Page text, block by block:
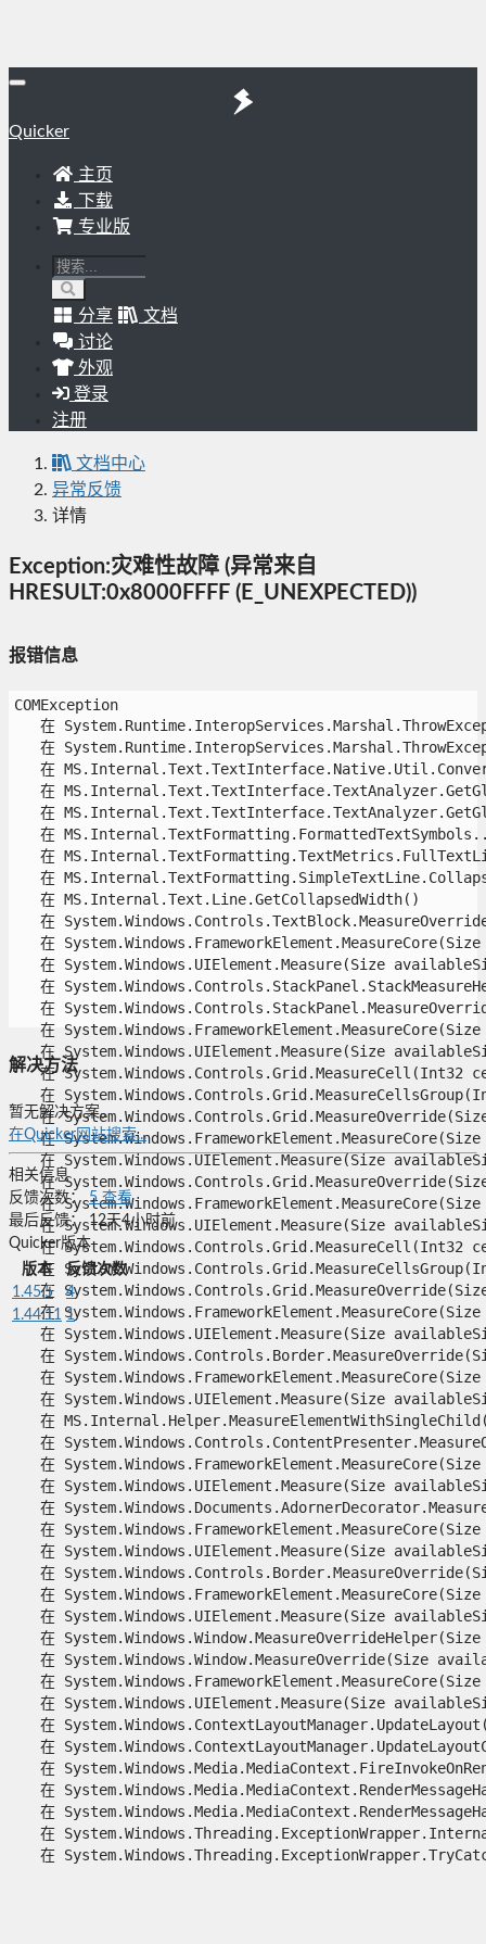
Quicker
主页
下载
专业版
分享
文档
讨论
外观
登录
注册
文档中心
异常反馈
详情
Exception:灾难性故障 (异常来自
HRESULT:0x8000FFFF (E_UNEXPECTED))
报错信息
COMException
在
在
在
在
在
在
在
在
   在 MS.Internal.Text.Line.GetCollapsedWidth()
在
在
在 System.Windows.UIElement.Measure(Size
在
在
在
在 System.Windows.UIElement.Measure(Size
在 System.Windows.Controls.Grid.MeasureCell(Int32
在
在
在
在 System.Windows.UIElement.Measure(Size
在
在
在 System.Windows.UIElement.Measure(Size
在 System.Windows.Controls.Grid.MeasureCell(Int32
在
在
在
在 System.Windows.UIElement.Measure(Size
在
在
在 System.Windows.UIElement.Measure(Size
在
在
在
在 System.Windows.UIElement.Measure(Size
在
在
在 System.Windows.UIElement.Measure(Size
在
在
在 System.Windows.UIElement.Measure(Size
在 System.Windows.Window.MeasureOverrideHelper(Size
在 System.Windows.Window.MeasureOverride(Size
在
在 System.Windows.UIElement.Measure(Size
在
在
在
在
在
在
在
解决方法
暂无解决方案。
在Quicker网站搜索...
相关信息
反馈次数： 5查看
最后反馈： 12天4小时前
Quicker版本
版本
反馈次数
1.45.5
4
1.44.11 1